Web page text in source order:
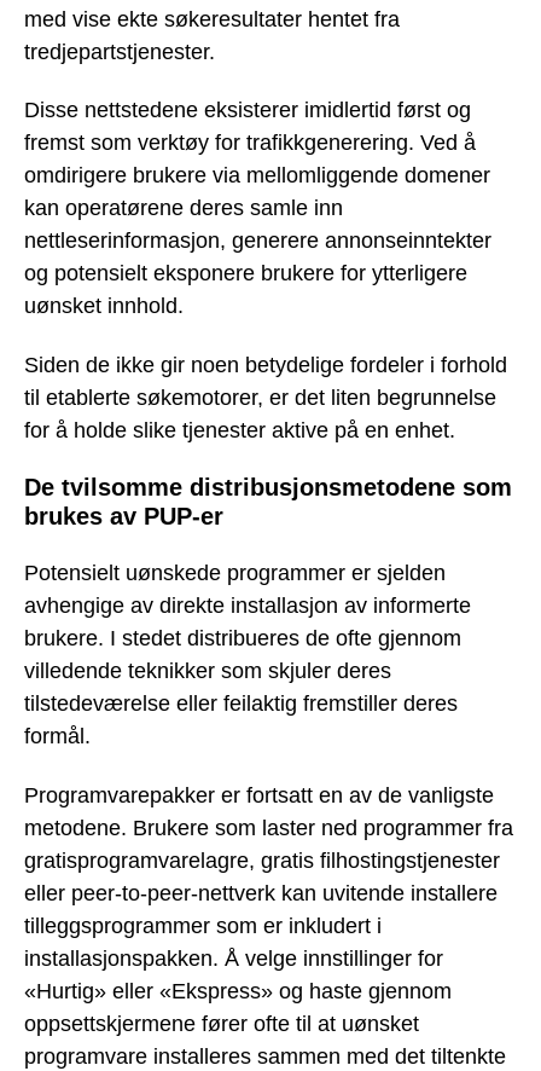
med vise ekte søkeresultater hentet fra
tredjepartstjenester.
Disse nettstedene eksisterer imidlertid først og
fremst som verktøy for trafikkgenerering. Ved å
omdirigere brukere via mellomliggende domener
kan operatørene deres samle inn
nettleserinformasjon, generere annonseinntekter
og potensielt eksponere brukere for ytterligere
uønsket innhold.
Siden de ikke gir noen betydelige fordeler i forhold
til etablerte søkemotorer, er det liten begrunnelse
for å holde slike tjenester aktive på en enhet.
De tvilsomme distribusjonsmetodene som
brukes av PUP-er
Potensielt uønskede programmer er sjelden
avhengige av direkte installasjon av informerte
brukere. I stedet distribueres de ofte gjennom
villedende teknikker som skjuler deres
tilstedeværelse eller feilaktig fremstiller deres
formål.
Programvarepakker er fortsatt en av de vanligste
metodene. Brukere som laster ned programmer fra
gratisprogramvarelagre, gratis filhostingstjenester
eller peer-to-peer-nettverk kan uvitende installere
tilleggsprogrammer som er inkludert i
installasjonspakken. Å velge innstillinger for
«Hurtig» eller «Ekspress» og haste gjennom
oppsettskjermene fører ofte til at uønsket
programvare installeres sammen med det tiltenkte